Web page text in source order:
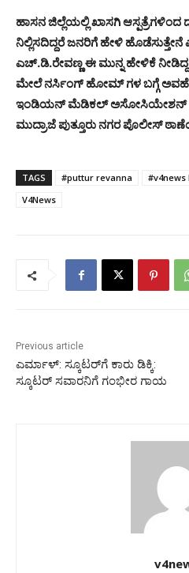
ಹಾಸನ ಜಿಲ್ಲೆಯಲ್ಲಿ ಖಾಸಗಿ ಆಸ್ಪತ್ರೆಗಳಿಂದ
ನಿಲ್ಲಿಸದಿದ್ದರೆ ಜನರಿಗೆ ಹೇಳಿ
ಎಚ್.ಡಿ.ರೇವಣ್ಣ ಈ ಮುನ್ನ ಹೇಳಿಕೆ
ಮೇಲೆ ನರ್ಸಿಂಗ್ ಹೋಮ್ ಗಳ ಬಗ್ಗೆ
ಇಂಡಿಯನ್ ಮೆಡಿಕಲ್ ಅಸೋಸಿಯೇಶನ್
ಮುದ್ರಾಜೆ ಪುತ್ತೂರು ನಗರ ಪೊಲೀಸ್
TAGS #puttur revanna #v4news
V4News
Previous article
ಎರ್ಮಾಳ್: ಸ್ಕೂಟರ್‌ಗೆ ಕಾರು ಡಿಕ್ಕಿ:
ಸ್ಕೂಟರ್ ಸವಾರನಿಗೆ ಗಂಭೀರ ಗಾಯ